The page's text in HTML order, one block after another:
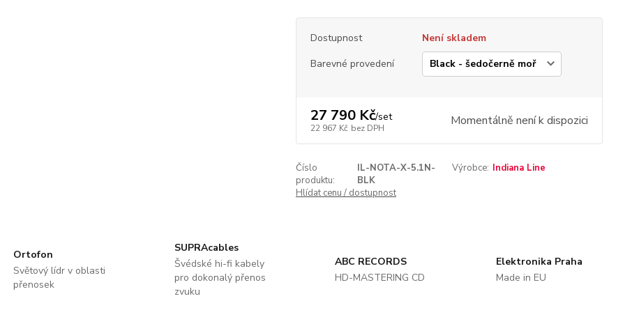
Dostupnost
Není skladem
Barevné provedení
27 790 Kč/set
22 967 Kč bez DPH Momentálně není k dispozici
Číslo
produktu:
IL-NOTA-X-5.1N-
BLK
Výrobce: Indiana Line
Hlídat cenu / dostupnost
Ortofon
Světový lídr v oblasti
přenosek
SUPRAcables
Švédské hi-fi kabely
pro dokonalý přenos
zvuku
ABC RECORDS
HD-MASTERING CD
Elektronika Praha
Made in EU